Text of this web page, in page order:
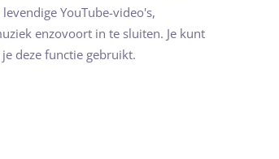
YouTube-video's,
enzovoort in te sluiten. Je kunt
deze functie gebruikt.